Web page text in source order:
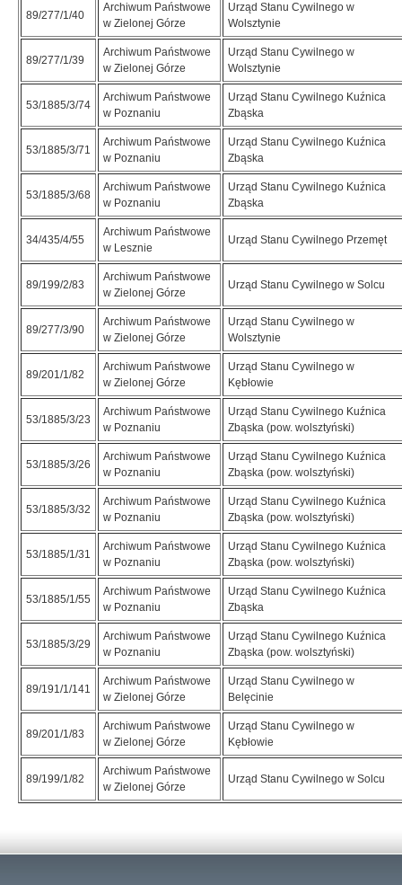
89/277/1/40
Archiwum Państwowe
w Zielonej Górze
Urząd Stanu Cywilnego w
Wolsztynie
89/277/1/39
Archiwum Państwowe
w Zielonej Górze
Urząd Stanu Cywilnego w
Wolsztynie
53/1885/3/74
Archiwum Państwowe
w Poznaniu
Urząd Stanu Cywilnego Kuźnica
Zbąska
53/1885/3/71
Archiwum Państwowe
w Poznaniu
Urząd Stanu Cywilnego Kuźnica
Zbąska
53/1885/3/68
Archiwum Państwowe
w Poznaniu
Urząd Stanu Cywilnego Kuźnica
Zbąska
34/435/4/55
Archiwum Państwowe
w Lesznie
Urząd Stanu Cywilnego Przemęt
89/199/2/83
Archiwum Państwowe
w Zielonej Górze
Urząd Stanu Cywilnego w Solcu
89/277/3/90
Archiwum Państwowe
w Zielonej Górze
Urząd Stanu Cywilnego w
Wolsztynie
89/201/1/82
Archiwum Państwowe
w Zielonej Górze
Urząd Stanu Cywilnego w
Kębłowie
53/1885/3/23
Archiwum Państwowe
w Poznaniu
Urząd Stanu Cywilnego Kuźnica
Zbąska (pow. wolsztyński)
53/1885/3/26
Archiwum Państwowe
w Poznaniu
Urząd Stanu Cywilnego Kuźnica
Zbąska (pow. wolsztyński)
53/1885/3/32
Archiwum Państwowe
w Poznaniu
Urząd Stanu Cywilnego Kuźnica
Zbąska (pow. wolsztyński)
53/1885/1/31
Archiwum Państwowe
w Poznaniu
Urząd Stanu Cywilnego Kuźnica
Zbąska (pow. wolsztyński)
53/1885/1/55
Archiwum Państwowe
w Poznaniu
Urząd Stanu Cywilnego Kuźnica
Zbąska
53/1885/3/29
Archiwum Państwowe
w Poznaniu
Urząd Stanu Cywilnego Kuźnica
Zbąska (pow. wolsztyński)
89/191/1/141
Archiwum Państwowe
w Zielonej Górze
Urząd Stanu Cywilnego w
Belęcinie
89/201/1/83
Archiwum Państwowe
w Zielonej Górze
Urząd Stanu Cywilnego w
Kębłowie
89/199/1/82
Archiwum Państwowe
w Zielonej Górze
Urząd Stanu Cywilnego w Solcu